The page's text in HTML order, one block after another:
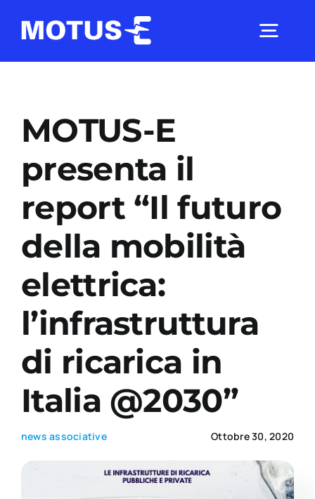
Studi e ricerche
Analisi di mercato
Utilità
Comunicati Stampa
Academy
MOTUS-E
presenta il
report “Il futuro
della mobilità
elettrica:
l’infrastruttura
di ricarica in
Italia @2030”
news associative Ottobre 30, 2020